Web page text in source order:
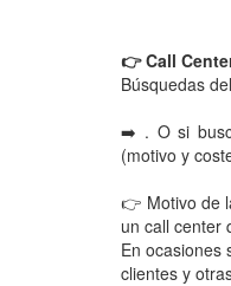
👉 Call
Búsquedas
➡️ . O si
(motivo y
👉 Motivo de
un call center
En ocasiones
clientes y